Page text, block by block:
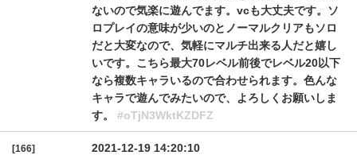
ないので気楽に遊んでます。vcも大丈夫です。ソ
ロプレイの意味が少いのとノーマルクリアもソロ
だと大変なので、気軽にマルチ出来る人だと嬉し
いです。こちら最大70レベル前後でレベル20以下
なら複数キャラいるので合わせられます。色んな
キャラで遊んでみたいので、よろしくお願いしま
す。 #oTjN3WktKZDFZ
[166]
2021-12-19 14:20:10